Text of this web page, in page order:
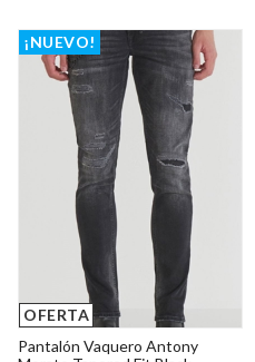
OFERTA
¡NUEVO!
Pantalón Vaquero Antony